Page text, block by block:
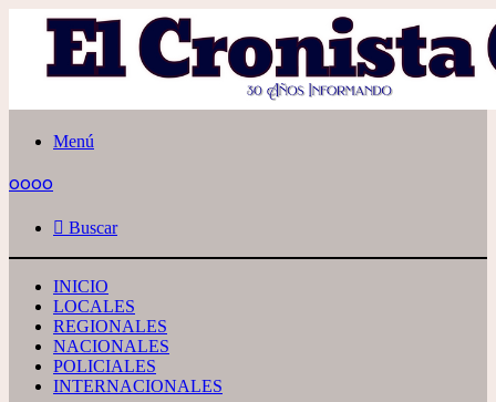
Menú
oooo
Buscar
INICIO
LOCALES
REGIONALES
NACIONALES
POLICIALES
INTERNACIONALES